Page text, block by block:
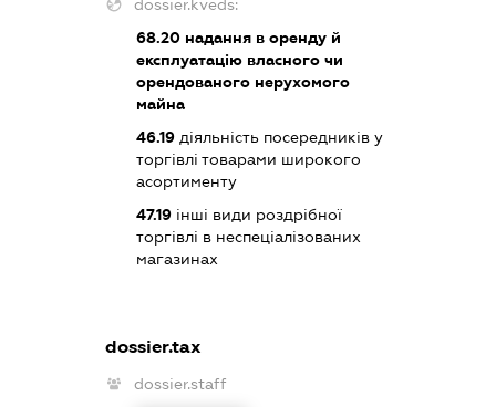
dossier.kveds:
68.20надання в оренду й
експлуатацію власного чи
орендованого нерухомого
майна
46.19діяльність посередників у
торгівлі товарами широкого
асортименту
47.19інші види роздрібної
торгівлі в неспеціалізованих
магазинах
dossier.tax
dossier.staff